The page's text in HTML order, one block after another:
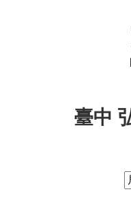
臺中